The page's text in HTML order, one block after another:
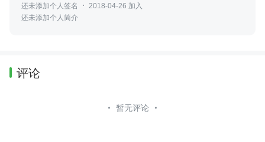
还未添加个人签名
2018-04-26 加入
还未添加个人简介
评论
暂无评论